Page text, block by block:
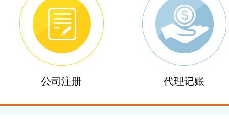
公司注册 代理记账